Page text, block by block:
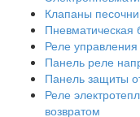
Клапаны
Пневматическая
Реле
Панель реле
Панель защиты
Реле
возвратом